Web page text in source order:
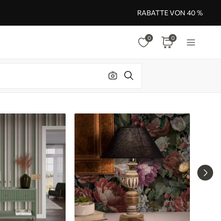
RABATTE VON 40 %
0 0